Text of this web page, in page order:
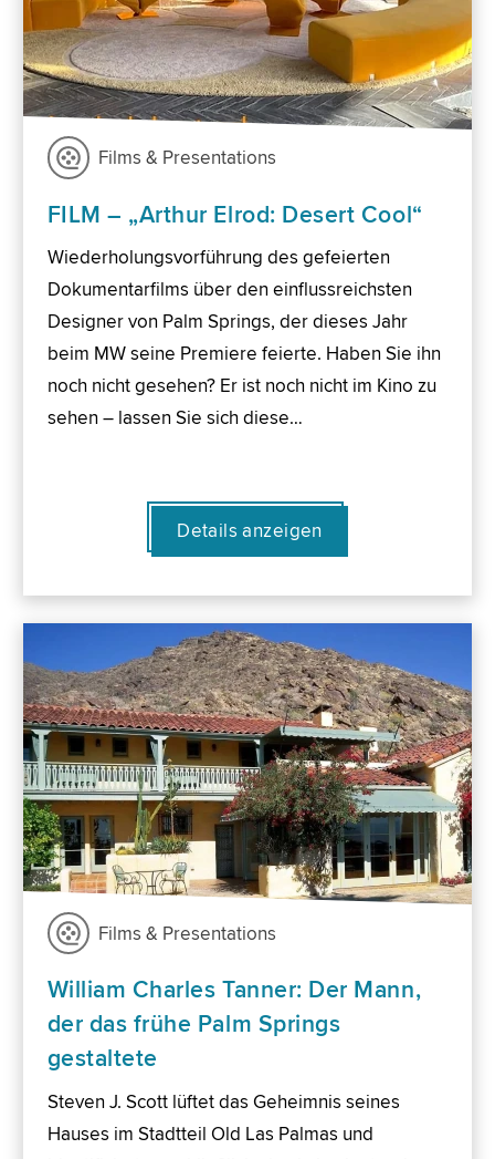
Films & Presentations
FILM – „Arthur Elrod: Desert Cool“
Wiederholungsvorführung des gefeierten
Dokumentarfilms über den einflussreichsten
Designer von Palm Springs, der dieses Jahr
beim MW seine Premiere feierte. Haben Sie ihn
noch nicht gesehen? Er ist noch nicht im Kino zu
sehen – lassen Sie sich diese…
Details anzeigen
Films & Presentations
William Charles Tanner: Der Mann,
der das frühe Palm Springs
gestaltete
Steven J. Scott lüftet das Geheimnis seines
Hauses im Stadtteil Old Las Palmas und